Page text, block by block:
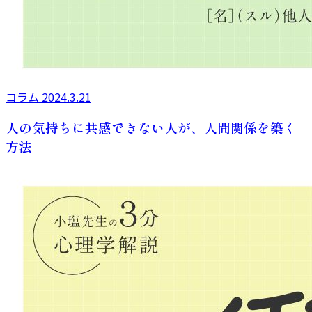
コラム 2024.3.21
人の気持ちに共感できない人が、人間関係を築く
方法